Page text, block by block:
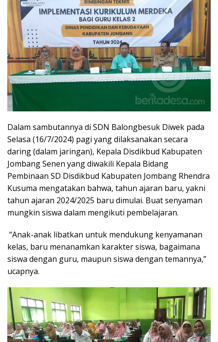
Dalam sambutannya di SDN Balongbesuk Diwek pada
Selasa (16/7/2024) pagi yang dilaksanakan secara
daring (dalam jaringan), Kepala Disdikbud Kabupaten
Jombang Senen yang diwakili Kepala Bidang
Pembinaan SD Disdikbud Kabupaten Jombang Rhendra
Kusuma mengatakan bahwa, tahun ajaran baru, yakni
tahun ajaran 2024/2025 baru dimulai. Buat senyaman
mungkin siswa dalam mengikuti pembelajaran.
“Anak-anak libatkan untuk mendukung kenyamanan
kelas, baru menanamkan karakter siswa, bagaimana
siswa dengan guru, maupun siswa dengan temannya,”
ucapnya.